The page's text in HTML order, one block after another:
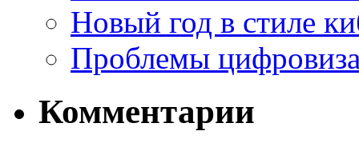
Новый год в стиле
Проблемы
Комментарии